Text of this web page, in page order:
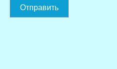
Отправить